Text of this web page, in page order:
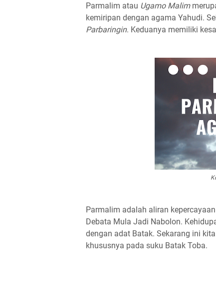
Parmalim atau Ugamo Malim
kemiripan dengan agama Yahudi.
Parbaringin. Keduanya memiliki
Parmalim adalah aliran
Debata Mula Jadi Nabolon.
dengan adat Batak. Sekarang ini
khususnya pada suku Batak Toba.